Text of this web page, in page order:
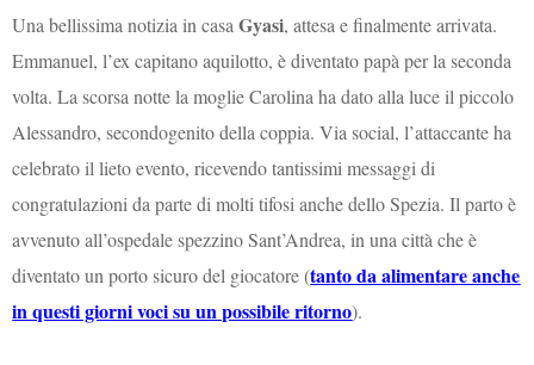
Una bellissima notizia in casaGyasi, attesa e finalmente arrivata.
Emmanuel, l’ex capitano aquilotto, è diventato papà per la seconda
volta. La scorsa notte la moglie Carolina ha dato alla luce il piccolo
Alessandro, secondogenito della coppia. Via social, l’attaccante ha
celebrato il lieto evento, ricevendo tantissimi messaggi di
congratulazioni da parte di molti tifosi anche dello Spezia. Il parto è
avvenuto all’ospedale spezzino Sant’Andrea, in una città che è
diventato un porto sicuro del giocatore (tanto da alimentare anche
in questi giorni voci su un possibile ritorno).